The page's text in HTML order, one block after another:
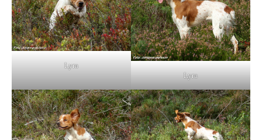
Lyra
Lyra